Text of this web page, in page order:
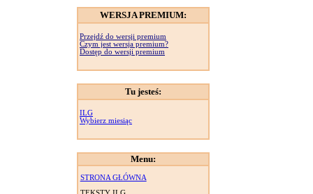
WERSJA PREMIUM:
Przejdź do wersji premium
Czym jest wersja premium?
Dostęp do wersji premium
Tu jesteś:
ILG
Wybierz miesiąc
Menu:
STRONA GŁÓWNA